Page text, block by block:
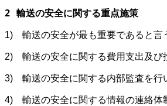
2 輸送の安全に関する重点施策
1) 輸送の安全が最も重要であると言
2) 輸送の安全に関する費用支出及び
3) 輸送の安全に関する内部監査を行
4) 輸送の安全に関する情報の連絡体